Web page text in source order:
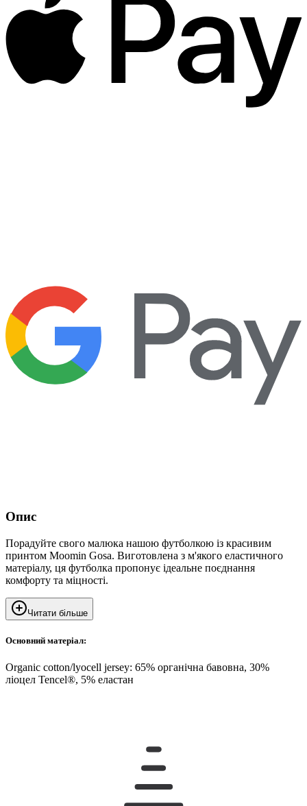
Опис
Порадуйте свого малюка нашою футболкою із красивим
принтом Moomin Gosa. Виготовлена ​​з м'якого еластичного
матеріалу, ця футболка пропонує ідеальне поєднання
комфорту та міцності.
Читати більше
Основний матеріал:
Organic cotton/lyocell jersey: 65% органічна бавовна, 30%
ліоцел Tencel®, 5% еластан